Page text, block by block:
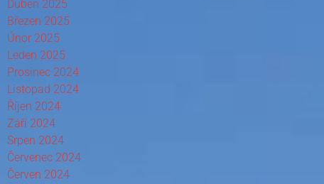
Duben 2025
Březen 2025
Únor 2025
Leden 2025
Prosinec 2024
Listopad 2024
Říjen 2024
Září 2024
Srpen 2024
Červenec 2024
Červen 2024